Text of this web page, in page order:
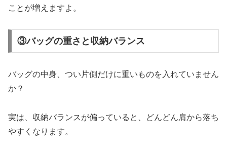
ことが増えますよ。
③バッグの重さと収納バランス
バッグの中身、つい片側だけに重いものを入れていません
か？
実は、収納バランスが偏っていると、どんどん肩から落ち
やすくなります。